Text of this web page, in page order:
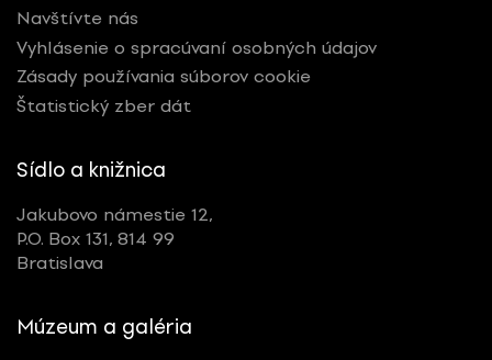
Tagy
Všetky
Navštívte nás
Vyhlásenie o spracúvaní osobných údajov
Zásady používania súborov cookie
Štatistický zber dát
Sídlo a knižnica
Jakubovo námestie 12,
P.O. Box 131, 814 99
Bratislava
Múzeum a galéria